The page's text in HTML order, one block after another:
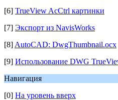
[6] TrueView AcCtrl картинки
[7] Экспорт из NavisWorks
[8] AutoCAD: DwgThumbnail.ocx
[9] Использование DWG
Навигация
[0] На уровень вверх